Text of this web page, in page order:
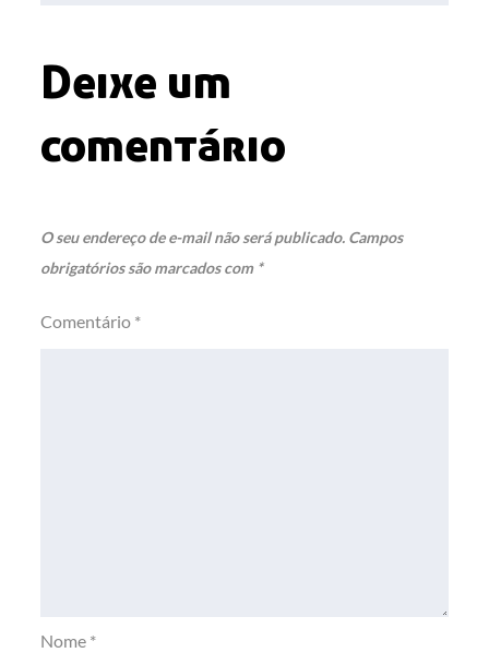
Deixe um
comentário
O seu endereço de e-mail não será publicado. Campos
obrigatórios são marcados com *
Comentário *
Nome *